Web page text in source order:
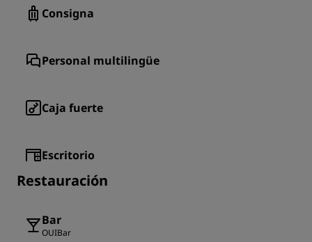
Consigna
Personal multilingüe
Caja fuerte
Escritorio
Restauración
Bar
OUIBar